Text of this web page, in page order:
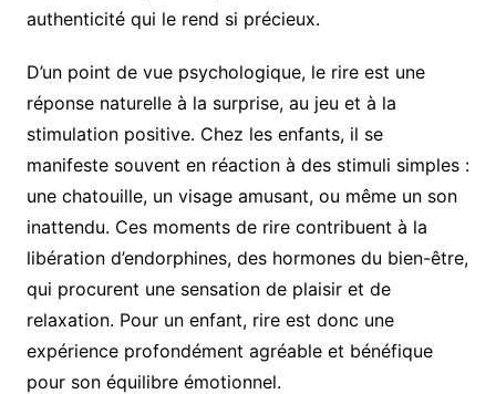
authenticité qui le rend si précieux.
D’un point de vue psychologique, le rire est une
réponse naturelle à la surprise, au jeu et à la
stimulation positive. Chez les enfants, il se
manifeste souvent en réaction à des stimuli simples :
une chatouille, un visage amusant, ou même un son
inattendu. Ces moments de rire contribuent à la
libération d’endorphines, des hormones du bien-être,
qui procurent une sensation de plaisir et de
relaxation. Pour un enfant, rire est donc une
expérience profondément agréable et bénéfique
pour son équilibre émotionnel.